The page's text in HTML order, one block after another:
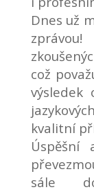
Dnes už
což
výsledek
kvalitní
Úspěšní
sále